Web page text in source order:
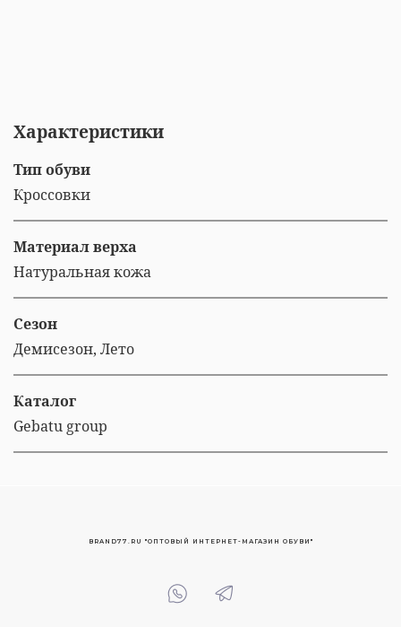
Характеристики
Тип обуви
Кроссовки
Материал верха
Натуральная кожа
Сезон
Демисезон, Лето
Каталог
Gebatu group
BRAND77.RU "ОПТОВЫЙ ИНТЕРНЕТ-МАГАЗИН ОБУВИ"